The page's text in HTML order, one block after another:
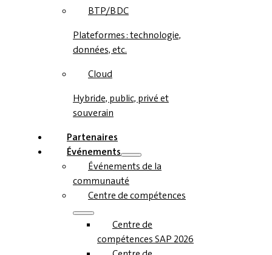
BTP/BDC
Plateformes : technologie,
données, etc.
Cloud
Hybride, public, privé et
souverain
Partenaires
Événements
Événements de la
communauté
Centre de compétences
Centre de
compétences SAP 2026